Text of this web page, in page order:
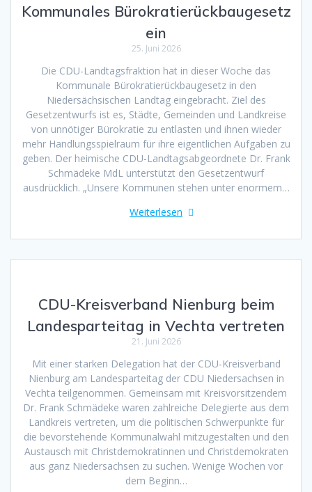
Kommunales Bürokratierückbaugesetz
ein
25. Juni 2026
Die CDU-Landtagsfraktion hat in dieser Woche das
Kommunale Bürokratierückbaugesetz in den
Niedersächsischen Landtag eingebracht. Ziel des
Gesetzentwurfs ist es, Städte, Gemeinden und Landkreise
von unnötiger Bürokratie zu entlasten und ihnen wieder
mehr Handlungsspielraum für ihre eigentlichen Aufgaben zu
geben. Der heimische CDU-Landtagsabgeordnete Dr. Frank
Schmädeke MdL unterstützt den Gesetzentwurf
ausdrücklich. „Unsere Kommunen stehen unter enormem…
Weiterlesen
CDU-Kreisverband Nienburg beim
Landesparteitag in Vechta vertreten
21. Juni 2026
Mit einer starken Delegation hat der CDU-Kreisverband
Nienburg am Landesparteitag der CDU Niedersachsen in
Vechta teilgenommen. Gemeinsam mit Kreisvorsitzendem
Dr. Frank Schmädeke waren zahlreiche Delegierte aus dem
Landkreis vertreten, um die politischen Schwerpunkte für
die bevorstehende Kommunalwahl mitzugestalten und den
Austausch mit Christdemokratinnen und Christdemokraten
aus ganz Niedersachsen zu suchen. Wenige Wochen vor
dem Beginn…